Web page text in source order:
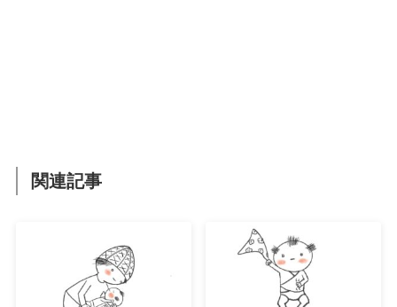
関連記事